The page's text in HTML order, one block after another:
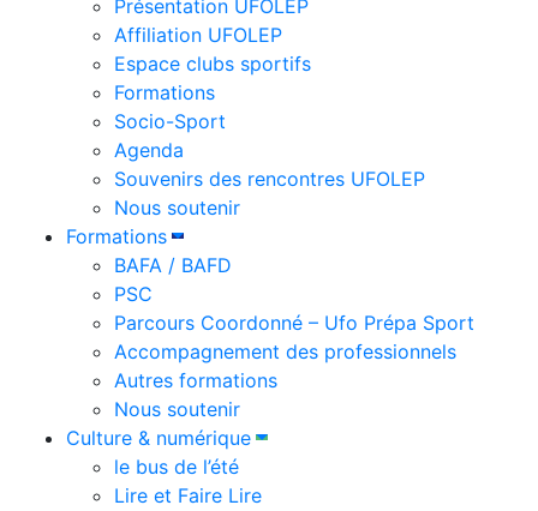
Présentation UFOLEP
Affiliation UFOLEP
Espace clubs sportifs
Formations
Socio-Sport
Agenda
Souvenirs des rencontres UFOLEP
Nous soutenir
Formations
BAFA / BAFD
PSC
Parcours Coordonné – Ufo Prépa Sport
Accompagnement des professionnels
Autres formations
Nous soutenir
Culture & numérique
le bus de l’été
Lire et Faire Lire